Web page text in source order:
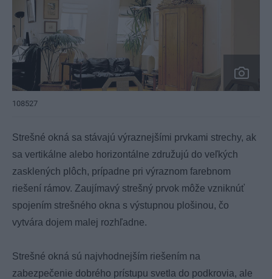
108527
Strešné okná sa stávajú výraznejšími prvkami strechy, ak
sa vertikálne alebo horizontálne združujú do veľkých
zasklených plôch, prípadne pri výraznom farebnom
riešení rámov. Zaujímavý strešný prvok môže vzniknúť
spojením strešného okna s výstupnou plošinou, čo
vytvára dojem malej rozhľadne.
Strešné okná sú najvhodnejším riešením na
zabezpečenie dobrého prístupu svetla do podkrovia, ale